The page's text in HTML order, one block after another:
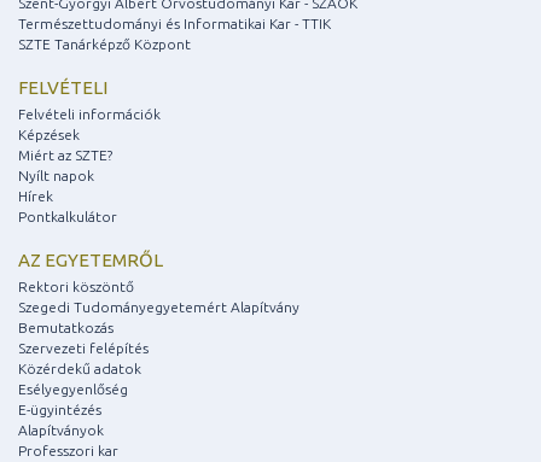
Szent-Györgyi Albert Orvostudományi Kar - SZAOK
Természettudományi és Informatikai Kar - TTIK
SZTE Tanárképző Központ
FELVÉTELI
Felvételi információk
Képzések
Miért az SZTE?
Nyílt napok
Hírek
Pontkalkulátor
AZ EGYETEMRŐL
Rektori köszöntő
Szegedi Tudományegyetemért Alapítvány
Bemutatkozás
Szervezeti felépítés
Közérdekű adatok
Esélyegyenlőség
E-ügyintézés
Alapítványok
Professzori kar